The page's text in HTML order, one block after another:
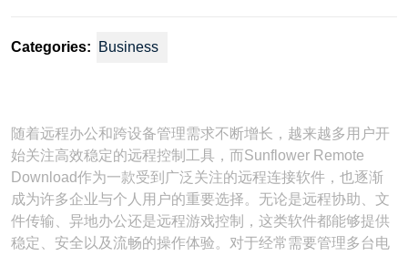
Categories: Business
随着远程办公和跨设备管理需求不断增长，越来越多用户开
始关注高效稳定的远程控制工具，而Sunflower Remote
Download作为一款受到广泛关注的远程连接软件，也逐渐
成为许多企业与个人用户的重要选择。无论是远程协助、文
件传输、异地办公还是远程游戏控制，这类软件都能够提供
稳定、安全以及流畅的操作体验。对于经常需要管理多台电